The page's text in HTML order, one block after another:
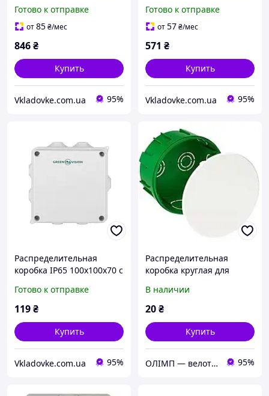
наружного монтажа с 16
выводами
Готово к отправке
от85₴/мес
846₴
Купить
Vkladovke.com.ua 95%
выводов для наружного
монтажа
Готово к отправке
от57₴/мес
571 ₴
Купить
Vkladovke.com.ua 95%
Распределительная
коробка IP65 100х100х70 с
наружного монтажа
диаметр выхода 25 мм
Готово к отправке
119₴
Купить
Vkladovke.com.ua 95%
Распределительная
коробка круглая для
с крышкой монтажная
электрическая скрытого
В наличии
20₴
Купить
ОЛІМП — велотовары, запчасти Xiaomi и мототовары, спортивное питание 95%